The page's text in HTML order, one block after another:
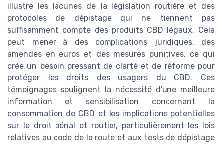
illustre les lacunes de la législation routière et des
protocoles de dépistage qui ne tiennent pas
suffisamment compte des produits CBD légaux. Cela
peut mener à des complications juridiques, des
amendes en euros et des mesures punitives, ce qui
crée un besoin pressant de clarté et de réforme pour
protéger les droits des usagers du CBD. Ces
témoignages soulignent la nécessité d'une meilleure
information et sensibilisation concernant la
consommation de CBD et les implications potentielles
sur le droit pénal et routier, particulièrement les lois
relatives au code de la route et aux tests de dépistage